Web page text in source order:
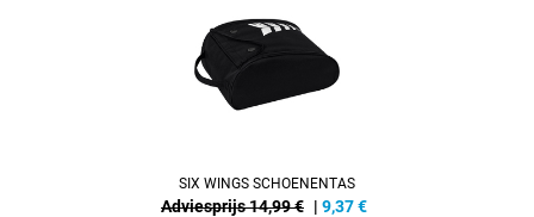
SIX WINGS SCHOENENTAS
Adviesprijs 14,99 € | 9,37€